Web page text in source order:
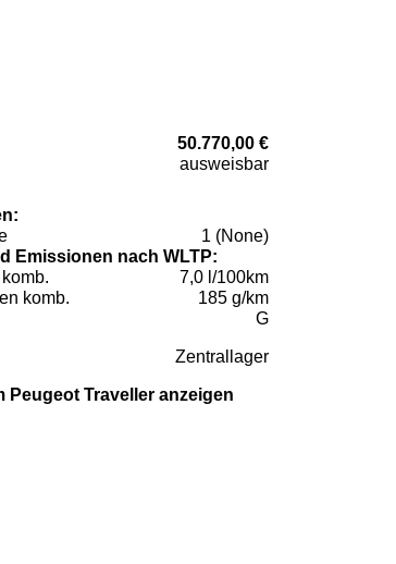
50.770,00 €
ausweisbar
1 (None)
Emissionen nach WLTP:
7,0 l/100km
komb.
185 g/km
G
Zentrallager
Peugeot Traveller anzeigen